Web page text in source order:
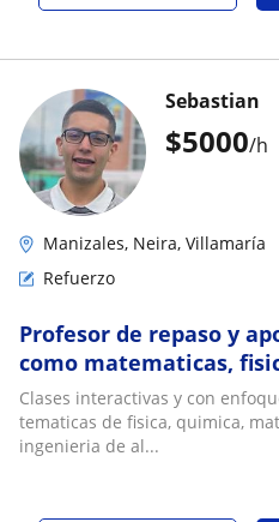
$5000/h
Sebastian
Manizales, Neira, Villamaría
Refuerzo
Profesor de repaso y
como matematicas,
procesos alimentarios
Clases interactivas y con
tematicas de fisica, quimica,
ingenieria de al...